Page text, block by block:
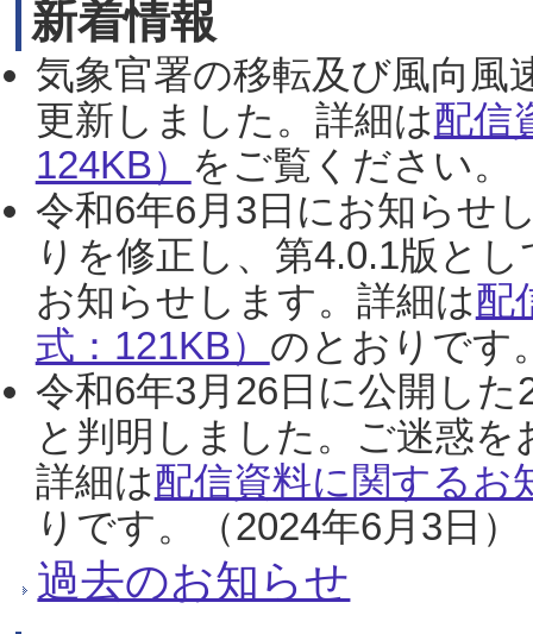
新着情報
気象官署の移転及び風向風
更新しました。詳細は配信
124KB） をご覧ください。
令和6年6月3日にお知らせ
りを修正し、第4.0.1版と
お知らせします。詳細は配
式：121KB） のとおりです
令和6年3月26日に公開し
と判明しました。ご迷惑
詳細は配信資料に関するお
りです。（2024年6月3日）
過去のお知らせ